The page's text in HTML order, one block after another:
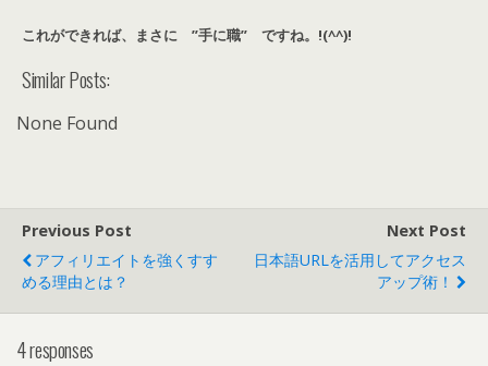
これができれば、まさに ”手に職” ですね。!(^^)!
Similar Posts:
None Found
Previous Post
アフィリエイトを強くすす
める理由とは？
Next Post
日本語URLを活用してアクセス
アップ術！
4 responses